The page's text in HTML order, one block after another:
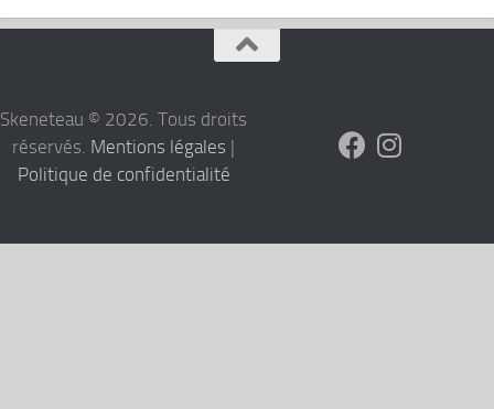
Skeneteau © 2026. Tous droits
réservés. Mentions légales |
Politique de confidentialité